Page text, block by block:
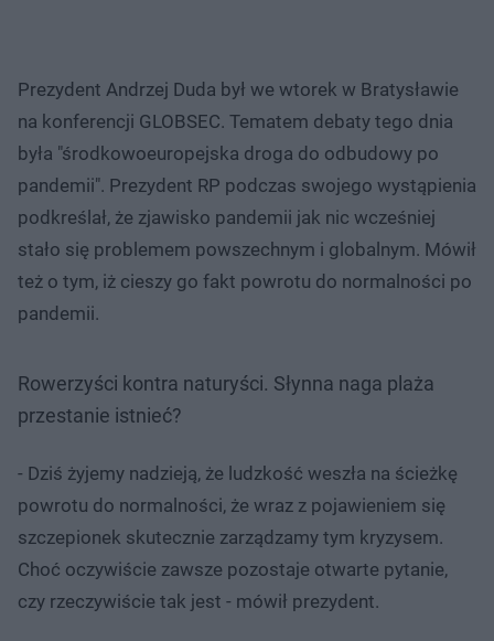
Prezydent Andrzej Duda był we wtorek w Bratysławie
na konferencji GLOBSEC. Tematem debaty tego dnia
była "środkowoeuropejska droga do odbudowy po
pandemii". Prezydent RP podczas swojego wystąpienia
podkreślał, że zjawisko pandemii jak nic wcześniej
stało się problemem powszechnym i globalnym. Mówił
też o tym, iż cieszy go fakt powrotu do normalności po
pandemii.
Rowerzyści kontra naturyści. Słynna naga plaża
przestanie istnieć?
- Dziś żyjemy nadzieją, że ludzkość weszła na ścieżkę
powrotu do normalności, że wraz z pojawieniem się
szczepionek skutecznie zarządzamy tym kryzysem.
Choć oczywiście zawsze pozostaje otwarte pytanie,
czy rzeczywiście tak jest - mówił prezydent.